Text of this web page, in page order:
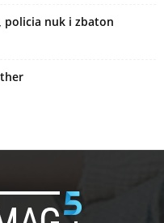
nuk i zbaton